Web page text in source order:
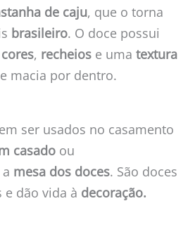
de caju, que o torna
brasileiro. O doce possui
cores, recheios e uma textura
macia por dentro.
ser usados no casamento
casado ou
mesa dos doces. São doces
dão vida à decoração.